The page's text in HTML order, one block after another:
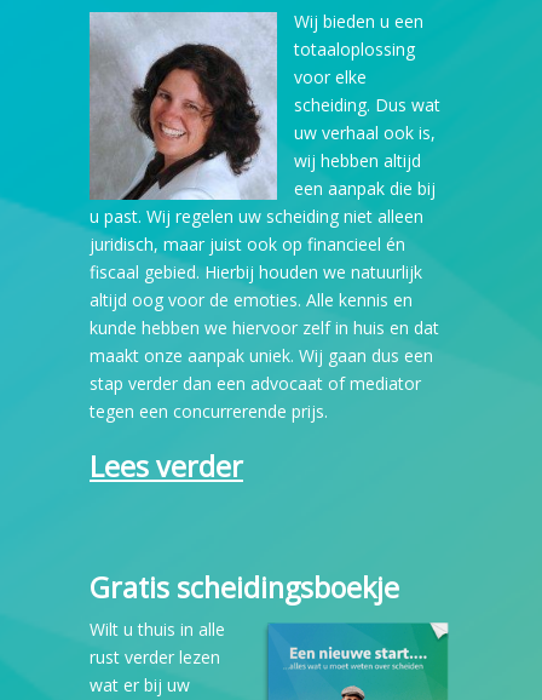
Wij bieden u een
totaaloplossing
voor elke
scheiding. Dus wat
uw verhaal ook is,
wij hebben altijd
een aanpak die bij
u past. Wij regelen uw scheiding niet alleen
juridisch, maar juist ook op financieel én
fiscaal gebied. Hierbij houden we natuurlijk
altijd oog voor de emoties. Alle kennis en
kunde hebben we hiervoor zelf in huis en dat
maakt onze aanpak uniek. Wij gaan dus een
stap verder dan een advocaat of mediator
tegen een concurrerende prijs.
Lees verder
Gratis scheidingsboekje
Wilt u thuis in alle
rust verder lezen
wat er bij uw